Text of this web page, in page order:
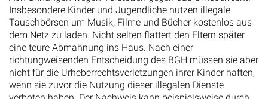
Insbesondere Kinder und Jugendliche nutzen illegale
Tauschbörsen um Musik, Filme und Bücher kostenlos aus
dem Netz zu laden. Nicht selten flattert den Eltern später
eine teure Abmahnung ins Haus. Nach einer
richtungweisenden Entscheidung des BGH müssen sie aber
nicht für die Urheberrechtsverletzungen ihrer Kinder haften,
wenn sie zuvor die Nutzung dieser illegalen Dienste